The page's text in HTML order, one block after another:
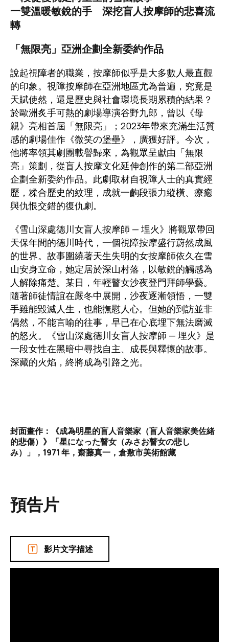
一雙溫暖敏銳的手 深挖盲人按摩師的悲喜流
轉
「無限亮」亞洲企劃全新委約作品
說起視障者的職業，按摩師似乎是大多數人最直觀
的印象。視障按摩師在亞洲地區尤為普遍，究竟是
天賦使然，還是歷史與社會環境長期累積的結果？
於歐洲炙手可熱的劇場導演谷野九郎，曾以《母
親》亮相首屆「無限亮」；2023年帶來充滿生活質
感的劇場佳作《微笑の堡壘》，廣獲好評。今次，
他將率領其劇團載譽歸來，為觀眾呈獻由「無限
亮」策劃，從盲人按摩文化延伸創作的第二部亞洲
企劃全新委約作品。此劇取材自視障人士的真實經
歷，糅合歷史的紋理，成就一齣段張力縱橫、療癒
與仇恨交錯的復仇劇。
《雪山深處德川女盲人按摩師 — 埋火》將觀眾帶回
天保年間的德川時代，一個視障按摩盛行蔚然成風
的世界。故事圍繞著天生失明的女按摩師依久在雪
山安身立命，她定居於深山村落，以敏銳的觸感為
人解除痛楚。某日，年輕瞽女沙夜登門拜師學藝。
隨著師徒情誼在嚴冬中展開，沙夜逐漸領悟，一雙
手雖能毀滅人生，也能撫慰人心。但她的到訪並非
偶然，不能言喻的往事，早已在心底埋下無法磨滅
的怒火。《雪山深處德川女盲人按摩師 — 埋火》是
一段女性在黑暗中尋找自主、成長與釋懷的故事。
深藏的火焰，終將成為引路之光。
封面畫作：《成為明星的盲人音樂家（盲人音樂家美佐緒
的悲傷）》「星になった瞽女（みさお瞽女の悲し
み）」，1971 年，齋藤真一，倉敷市美術館藏
預告片
影片文字描述